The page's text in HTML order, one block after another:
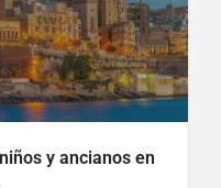
y ancianos en